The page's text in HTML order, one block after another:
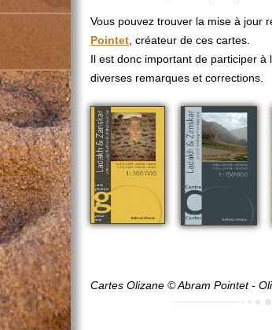
Vous pouvez trouver la mise à jour
Pointet , créateur de ces cartes.
Il est donc important de participer
diverses remarques et corrections.
Cartes Olizane © Abram Pointet -